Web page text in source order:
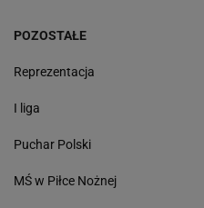
POZOSTAŁE
Reprezentacja
I liga
Puchar Polski
MŚ w Piłce Nożnej